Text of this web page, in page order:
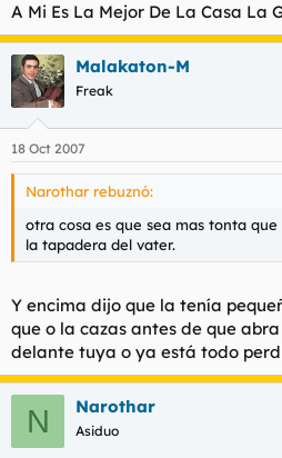
A Mi Es La Mejor De La Casa La
Malakaton-M
Freak
18 Oct 2007
Narothar rebuznó:
otra cosa es que sea mas tonta
la tapadera del vater.
Y encima dijo que la tenía
que o la cazas antes de que
delante tuya o ya está todo
N Narothar
Asiduo